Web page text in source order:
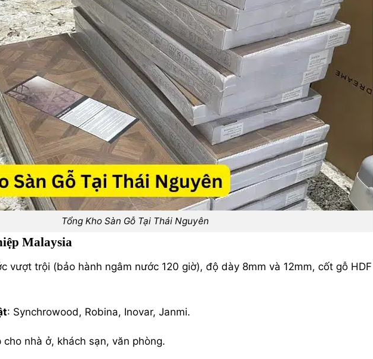
Tổng Kho Sàn Gỗ Tại Thái Nguyên
Malaysia
vượt trội (bảo hành ngâm nước 120 giờ), độ dày 8mm và 12mm, cốt gỗ HDF
: Synchrowood, Robina, Inovar, Janmi.
cho nhà ở, khách sạn, văn phòng.